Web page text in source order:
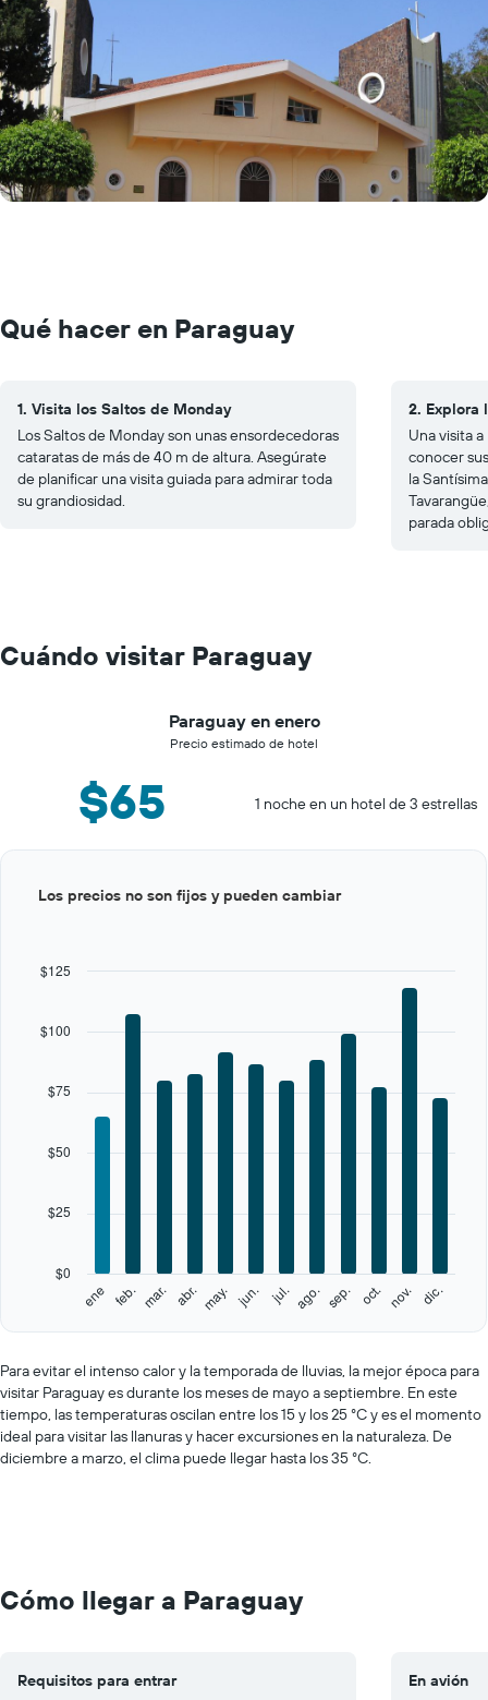
Qué hacer en Paraguay
1. Visita los Saltos de Monday
Los Saltos de Monday son unas ensordecedoras
cataratas de más de 40 m de altura. Asegúrate
de planificar una visita guiada para admirar toda
su grandiosidad.
2. Explora
Una visita
conocer
la
parada
Cuándo visitar Paraguay
Paraguay en enero
Precio estimado de hotel
$65 1 noche en un hotel de 3 estrellas
Range:
categories.
values.
Range:
0
to
125.
graphic.
ene feb. mar. abr. may. jun. jul. ago. sep. oct. nov. dic.
$0
$25
$50
$75
$100
$125
Los precios no son fijos y pueden cambiar
interactive
Para evitar el intenso calor y la temporada de lluvias, la mejor época para
visitar Paraguay es durante los meses de mayo a septiembre. En este
tiempo, las temperaturas oscilan entre los 15 y los 25 °C y es el momento
ideal para visitar las llanuras y hacer excursiones en la naturaleza. De
diciembre a marzo, el clima puede llegar hasta los 35 °C.
Cómo llegar a Paraguay
Requisitos para entrar
En avión